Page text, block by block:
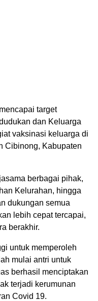
target
dan Keluarga
vaksinasi keluarga di
Cibinong, Kabupaten
berbagai pihak,
Kelurahan, hingga
dukungan semua
lebih cepat tercapai,
berakhir.
untuk memperoleh
mulai antri untuk
berhasil menciptakan
terjadi kerumunan
Covid 19.